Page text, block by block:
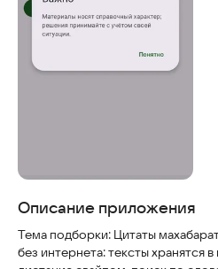
Описание приложения
Тема подборки: Цитаты
без интернета: тексты хранятся